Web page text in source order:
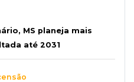
MS planeja mais
até 2031